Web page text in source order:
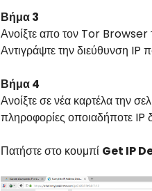
Βήμα 3
Ανοίξτε απο τον Tor Browser
Αντιγράψτε την διεύθυνση IP
Βήμα 4
Ανοίξτε σε νέα καρτέλα την
πληροφορίες οποιαδήποτε IP
Πατήστε στο κουμπί Get IP